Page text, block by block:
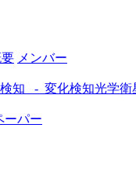
メンバー
知​ - 変化検知​光学衛
ーパー